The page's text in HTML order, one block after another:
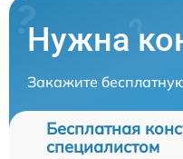
Нужна
Закажите
Бесплатная
специалистом